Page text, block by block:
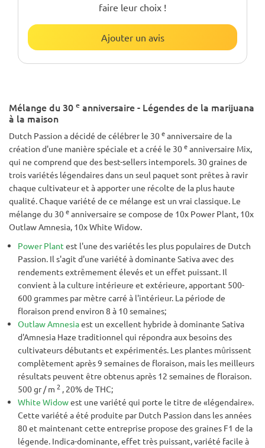
faire leur choix !
Ajouter un avis
Mélange du 30 e anniversaire - Légendes de la marijuana
à la maison
Dutch Passion a décidé de célébrer le 30eanniversaire de la
création d'une manière spéciale et a créé le 30eanniversaire Mix,
qui ne comprend que des best-sellers intemporels. 30 graines de
trois variétés légendaires dans un seul paquet sont prêtes à ravir
chaque cultivateur et à apporter une récolte de la plus haute
qualité. Chaque variété de ce mélange est un vrai classique. Le
mélange du 30eanniversaire se compose de 10x Power Plant, 10x
Outlaw Amnesia, 10x White Widow.
Power Plant est l'une des variétés les plus populaires de Dutch
Passion. Il s'agit d'une variété à dominante Sativa avec des
rendements extrêmement élevés et un effet puissant. Il
convient à la culture intérieure et extérieure, apportant 500-
600 grammes par mètre carré à l'intérieur. La période de
floraison prend environ 8 à 10 semaines;
Outlaw Amnesiaest un excellent hybride à dominante Sativa
d'Amnesia Haze traditionnel qui répondra aux besoins des
cultivateurs débutants et expérimentés. Les plantes mûrissent
complètement après 9 semaines de floraison, mais les meilleurs
résultats peuvent être obtenus après 12 semaines de floraison.
500 gr / m 2 , 20% de THC;
White Widowest une variété qui porte le titre de «légendaire».
Cette variété a été produite par Dutch Passion dans les années
80 et maintenant cette entreprise propose des graines F1 de la
légende. Indica-dominante, effet très puissant, variété facile à